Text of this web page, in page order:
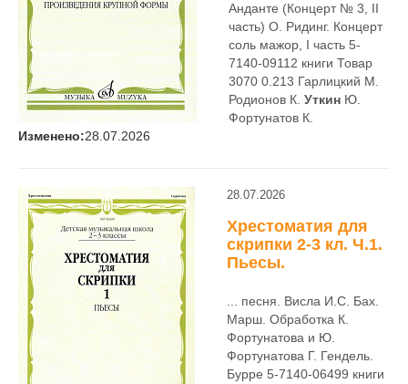
Анданте (Концерт № 3, II
часть) О. Ридинг. Концерт
соль мажор, I часть 5-
7140-09112 книги Товар
3070 0.213 Гарлицкий М.
Родионов К. Уткин Ю.
Фортунатов К.
Изменено:28.07.2026
28.07.2026
Хрестоматия для
скрипки 2-3 кл. Ч.1.
Пьесы.
... песня. Висла И.С. Бах.
Марш. Обработка К.
Фортунатова и Ю.
Фортунатова Г. Гендель.
Бурре 5-7140-06499 книги